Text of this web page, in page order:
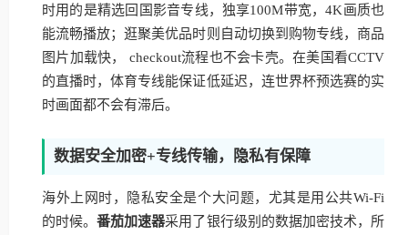
时用的是精选回国影音专线，独享100M带宽，4K画质也
能流畅播放；逛聚美优品时则自动切换到购物专线，商品
图片加载快， checkout流程也不会卡壳。在美国看CCTV
的直播时，体育专线能保证低延迟，连世界杯预选赛的实
时画面都不会有滞后。
数据安全加密+专线传输，隐私有保障
海外上网时，隐私安全是个大问题，尤其是用公共Wi-Fi
的时候。番茄加速器采用了银行级别的数据加密技术，所